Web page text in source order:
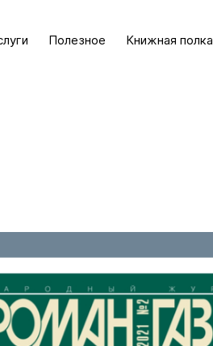
Полезное Книжная полка